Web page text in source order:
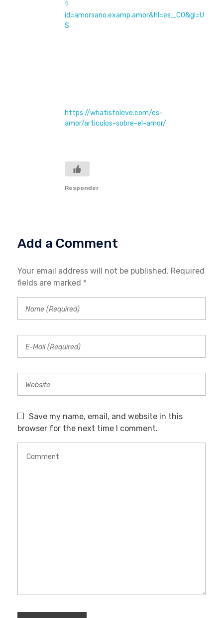
?
id=amorsano.examp.amor&hl=es_CO&gl=U
S
https://whatistolove.com/es-
amor/articulos-sobre-el-amor/
Responder
Add a Comment
Your email address will not be published. Required
fields are marked *
Save my name, email, and website in this
browser for the next time I comment.